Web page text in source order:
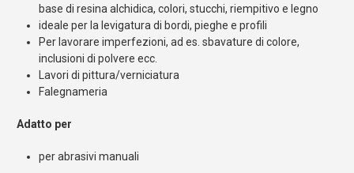
base di resina alchidica, colori, stucchi, riempitivo e legno
ideale per la levigatura di bordi, pieghe e profili
Per lavorare imperfezioni, ad es. sbavature di colore,
inclusioni di polvere ecc.
Lavori di pittura/verniciatura
Falegnameria
Adatto per
per abrasivi manuali